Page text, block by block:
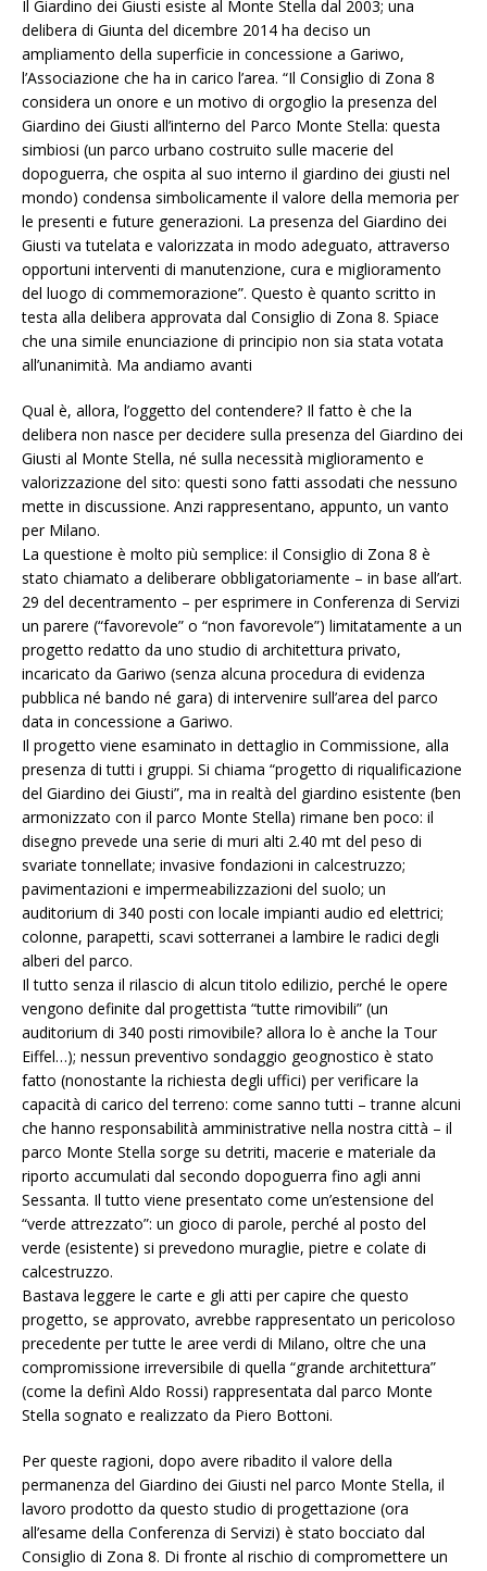
Il Giardino dei Giusti esiste al Monte Stella dal 2003; una
delibera di Giunta del dicembre 2014 ha deciso un
ampliamento della superficie in concessione a Gariwo,
l’Associazione che ha in carico l’area. “Il Consiglio di Zona 8
considera un onore e un motivo di orgoglio la presenza del
Giardino dei Giusti all’interno del Parco Monte Stella: questa
simbiosi (un parco urbano costruito sulle macerie del
dopoguerra, che ospita al suo interno il giardino dei giusti nel
mondo) condensa simbolicamente il valore della memoria per
le presenti e future generazioni. La presenza del Giardino dei
Giusti va tutelata e valorizzata in modo adeguato, attraverso
opportuni interventi di manutenzione, cura e miglioramento
del luogo di commemorazione”. Questo è quanto scritto in
testa alla delibera approvata dal Consiglio di Zona 8. Spiace
che una simile enunciazione di principio non sia stata votata
all’unanimità. Ma andiamo avanti
Qual è, allora, l’oggetto del contendere? Il fatto è che la
delibera non nasce per decidere sulla presenza del Giardino dei
Giusti al Monte Stella, né sulla necessità miglioramento e
valorizzazione del sito: questi sono fatti assodati che nessuno
mette in discussione. Anzi rappresentano, appunto, un vanto
per Milano.
La questione è molto più semplice: il Consiglio di Zona 8 è
stato chiamato a deliberare obbligatoriamente – in base all’art.
29 del decentramento – per esprimere in Conferenza di Servizi
un parere (“favorevole” o “non favorevole”) limitatamente a un
progetto redatto da uno studio di architettura privato,
incaricato da Gariwo (senza alcuna procedura di evidenza
pubblica né bando né gara) di intervenire sull’area del parco
data in concessione a Gariwo.
Il progetto viene esaminato in dettaglio in Commissione, alla
presenza di tutti i gruppi. Si chiama “progetto di riqualificazione
del Giardino dei Giusti”, ma in realtà del giardino esistente (ben
armonizzato con il parco Monte Stella) rimane ben poco: il
disegno prevede una serie di muri alti 2.40 mt del peso di
svariate tonnellate; invasive fondazioni in calcestruzzo;
pavimentazioni e impermeabilizzazioni del suolo; un
auditorium di 340 posti con locale impianti audio ed elettrici;
colonne, parapetti, scavi sotterranei a lambire le radici degli
alberi del parco.
Il tutto senza il rilascio di alcun titolo edilizio, perché le opere
vengono definite dal progettista “tutte rimovibili” (un
auditorium di 340 posti rimovibile? allora lo è anche la Tour
Eiffel…); nessun preventivo sondaggio geognostico è stato
fatto (nonostante la richiesta degli uffici) per verificare la
capacità di carico del terreno: come sanno tutti – tranne alcuni
che hanno responsabilità amministrative nella nostra città – il
parco Monte Stella sorge su detriti, macerie e materiale da
riporto accumulati dal secondo dopoguerra fino agli anni
Sessanta. Il tutto viene presentato come un’estensione del
“verde attrezzato”: un gioco di parole, perché al posto del
verde (esistente) si prevedono muraglie, pietre e colate di
calcestruzzo.
Bastava leggere le carte e gli atti per capire che questo
progetto, se approvato, avrebbe rappresentato un pericoloso
precedente per tutte le aree verdi di Milano, oltre che una
compromissione irreversibile di quella “grande architettura”
(come la definì Aldo Rossi) rappresentata dal parco Monte
Stella sognato e realizzato da Piero Bottoni.
Per queste ragioni, dopo avere ribadito il valore della
permanenza del Giardino dei Giusti nel parco Monte Stella, il
lavoro prodotto da questo studio di progettazione (ora
all’esame della Conferenza di Servizi) è stato bocciato dal
Consiglio di Zona 8. Di fronte al rischio di compromettere un